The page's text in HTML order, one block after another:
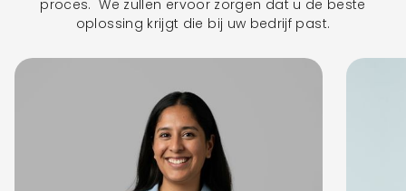
proces. We zullen ervoor zorgen dat u de beste
oplossing krijgt die bij uw bedrijf past.